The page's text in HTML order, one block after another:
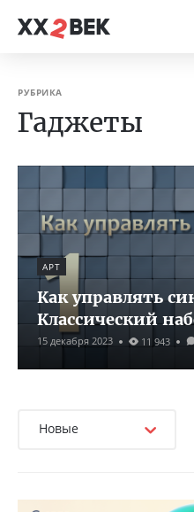
РУБРИКА
Гаджеты
АРТ
Как управлять
Классический
15 декабря 2023 11 943
Новые